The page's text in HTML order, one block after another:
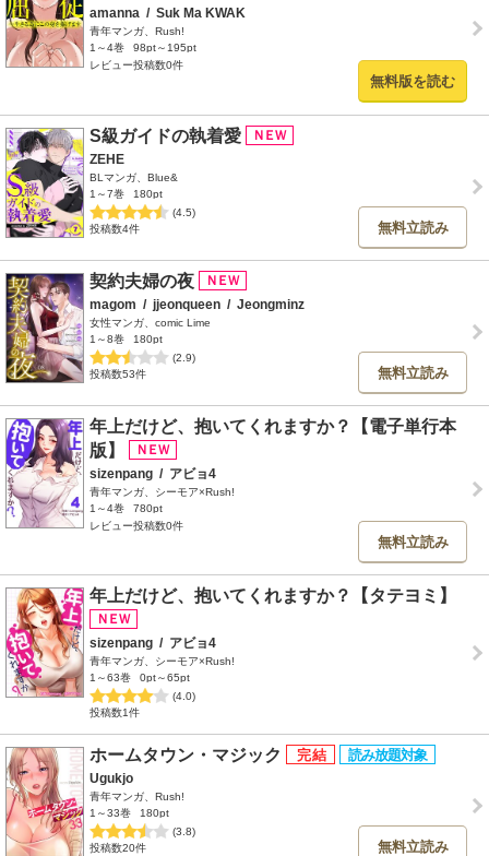
amanna / Suk Ma KWAK
青年マンガ、Rush!
1～4巻
98pt～195pt
レビュー投稿数0件
無料版を読む
S級ガイドの執着愛
ZEHE
BLマンガ、Blue&
1～7巻
180pt
(4.5)
投稿数4件
無料立読み
契約夫婦の夜
magom / jjeonqueen / Jeongminz
女性マンガ、comic Lime
1～8巻
180pt
(2.9)
投稿数53件
無料立読み
年上だけど、抱いてくれますか？【電子単行本
版】
sizenpang / アビョ4
青年マンガ、シーモア×Rush!
1～4巻
780pt
レビュー投稿数0件
無料立読み
年上だけど、抱いてくれますか？【タテヨミ】
sizenpang / アビョ4
青年マンガ、シーモア×Rush!
1～63巻
0pt～65pt
(4.0)
投稿数1件
ホームタウン・マジック
Ugukjo
青年マンガ、Rush!
1～33巻
180pt
(3.8)
投稿数20件
無料立読み